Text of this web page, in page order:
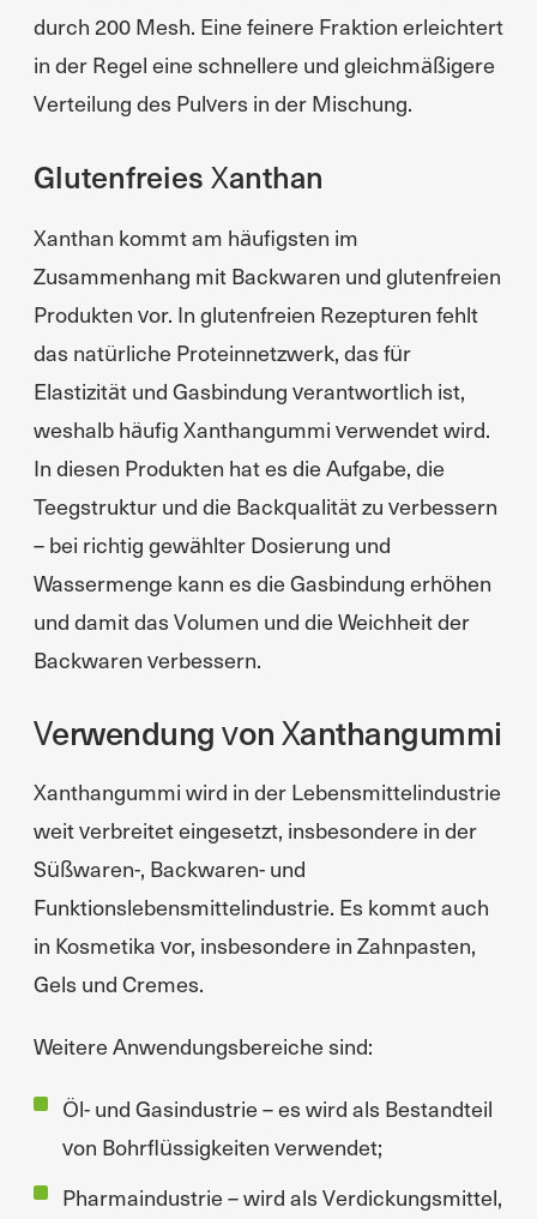
durch 200 Mesh. Eine feinere Fraktion erleichtert
in der Regel eine schnellere und gleichmäßigere
Verteilung des Pulvers in der Mischung.
Glutenfreies Xanthan
Xanthan kommt am häufigsten im
Zusammenhang mit Backwaren und glutenfreien
Produkten vor. In glutenfreien Rezepturen fehlt
das natürliche Proteinnetzwerk, das für
Elastizität und Gasbindung verantwortlich ist,
weshalb häufig Xanthangummi verwendet wird.
In diesen Produkten hat es die Aufgabe, die
Teegstruktur und die Backqualität zu verbessern
– bei richtig gewählter Dosierung und
Wassermenge kann es die Gasbindung erhöhen
und damit das Volumen und die Weichheit der
Backwaren verbessern.
Verwendung von Xanthangummi
Xanthangummi wird in der Lebensmittelindustrie
weit verbreitet eingesetzt, insbesondere in der
Süßwaren-, Backwaren- und
Funktionslebensmittelindustrie. Es kommt auch
in Kosmetika vor, insbesondere in Zahnpasten,
Gels und Cremes.
Weitere Anwendungsbereiche sind:
Öl- und Gasindustrie – es wird als Bestandteil
von Bohrflüssigkeiten verwendet;
Pharmaindustrie – wird als Verdickungsmittel,